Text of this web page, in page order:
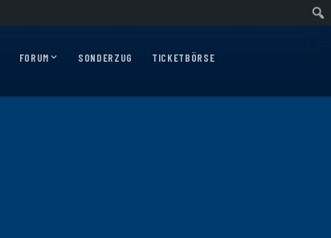
FORUM SONDERZUG TICKETBÖRSE